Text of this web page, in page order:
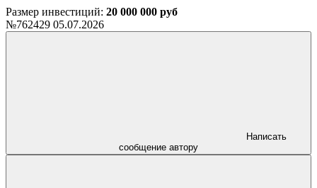
Размер инвестиций: 20 000 000 руб
№762429 05.07.2026
сообщение автору